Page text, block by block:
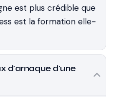
est plus crédible que
est la formation elle-
d'arnaque d'une